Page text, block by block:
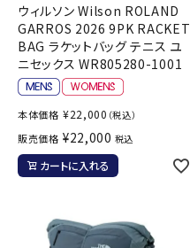
ウィルソン Wilson ROLAND
GARROS 2026 9PK RACKET
BAG ラケットバッグ テニス ユ
ニセックス WR805280-1001
本体価格 ¥22,000 （税込）
販売価格 ¥22,000 税込
カートに入れる